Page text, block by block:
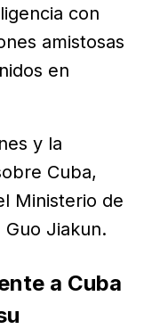
con
amistosas
en
y la
Cuba,
Ministerio de
Guo Jiakun.
a Cuba